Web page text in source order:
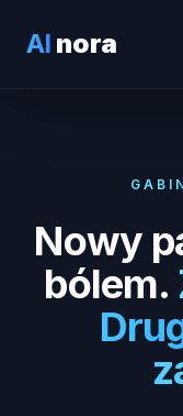
AI nora
Nowy
bólem.